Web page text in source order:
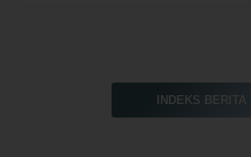
INDEKS BERITA